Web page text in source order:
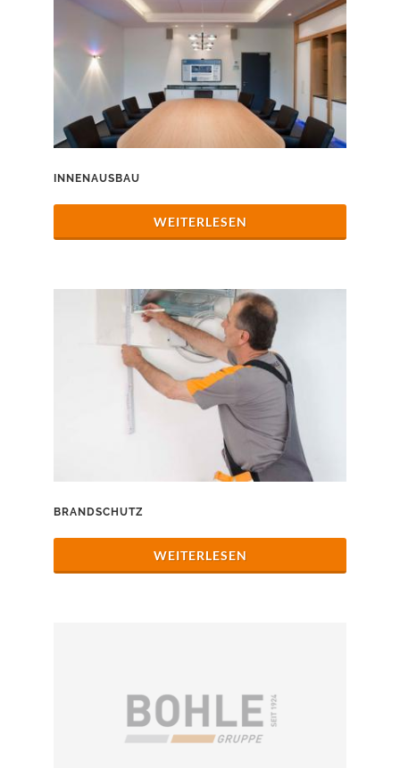
INNENAUSBAU
WEITERLESEN
BRANDSCHUTZ
WEITERLESEN